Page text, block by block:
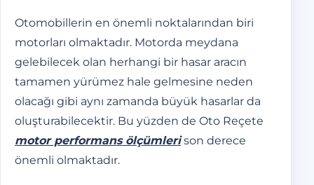
Otomobillerin en önemli noktalarından biri
motorları olmaktadır. Motorda meydana
gelebilecek olan herhangi bir hasar aracın
tamamen yürümez hale gelmesine neden
olacağı gibi aynı zamanda büyük hasarlar da
oluşturabilecektir. Bu yüzden de Oto Reçete
motor performans ölçümlerison derece
önemli olmaktadır.